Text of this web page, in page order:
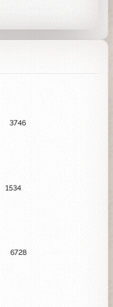
3746
1534
6728